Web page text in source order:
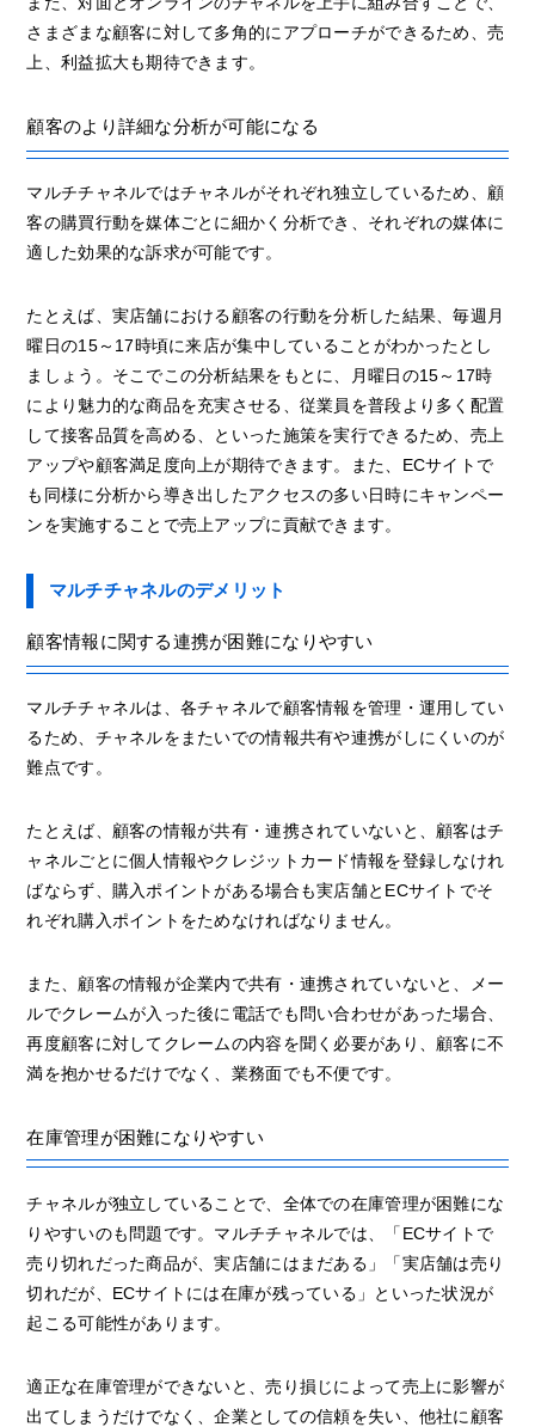
さまざまな顧客に対して多角的にアプローチができるため、売
上、利益拡大も期待できます。
顧客のより詳細な分析が可能になる
マルチチャネルではチャネルがそれぞれ独立しているため、顧
客の購買行動を媒体ごとに細かく分析でき、それぞれの媒体に
適した効果的な訴求が可能です。
たとえば、実店舗における顧客の行動を分析した結果、毎週月
曜日の15～17時頃に来店が集中していることがわかったとし
ましょう。そこでこの分析結果をもとに、月曜日の15～17時
により魅力的な商品を充実させる、従業員を普段より多く配置
して接客品質を高める、といった施策を実行できるため、売上
アップや顧客満足度向上が期待できます。また、ECサイトで
も同様に分析から導き出したアクセスの多い日時にキャンペー
ンを実施することで売上アップに貢献できます。
マルチチャネルのデメリット
顧客情報に関する連携が困難になりやすい
マルチチャネルは、各チャネルで顧客情報を管理・運用してい
るため、チャネルをまたいでの情報共有や連携がしにくいのが
難点です。
たとえば、顧客の情報が共有・連携されていないと、顧客はチ
ャネルごとに個人情報やクレジットカード情報を登録しなけれ
ばならず、購入ポイントがある場合も実店舗とECサイトでそ
れぞれ購入ポイントをためなければなりません。
また、顧客の情報が企業内で共有・連携されていないと、メー
ルでクレームが入った後に電話でも問い合わせがあった場合、
再度顧客に対してクレームの内容を聞く必要があり、顧客に不
満を抱かせるだけでなく、業務面でも不便です。
在庫管理が困難になりやすい
チャネルが独立していることで、全体での在庫管理が困難にな
りやすいのも問題です。マルチチャネルでは、「ECサイトで
売り切れだった商品が、実店舗にはまだある」「実店舗は売り
切れだが、ECサイトには在庫が残っている」といった状況が
起こる可能性があります。
適正な在庫管理ができないと、売り損じによって売上に影響が
出てしまうだけでなく、企業としての信頼を失い、他社に顧客